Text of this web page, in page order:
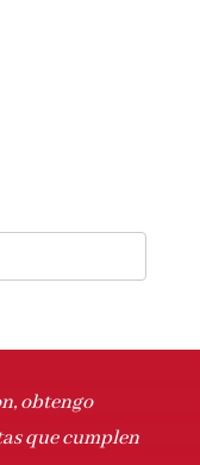
obtengo
que cumplen